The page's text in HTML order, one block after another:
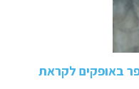
באופקים לקראת